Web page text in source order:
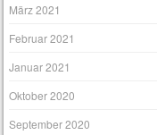
März 2021
Februar 2021
Januar 2021
Oktober 2020
September 2020